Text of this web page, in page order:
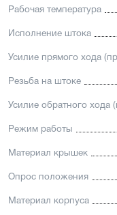
из нержавеющей
Уплотнение —
диапазоном (FKM/
частицы в полость
пневмоцилиндр
Рабочая температура
Исполнение штока
Усилие прямого хода
Резьба на штоке
Усилие обратного хода
Режим работы
Материал крышек
Опрос положения
Материал корпуса